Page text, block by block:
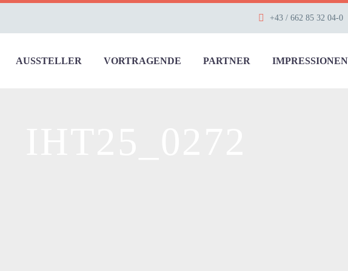
+43 / 662 85 32 04-0
AUSSTELLER VORTRAGENDE PARTNER IMPRESSIONEN